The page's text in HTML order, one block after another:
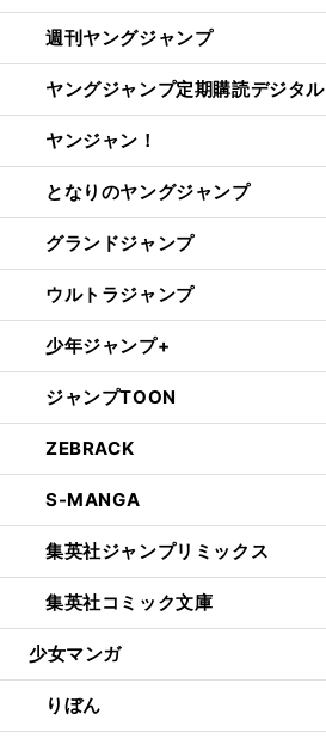
週刊ヤングジャンプ
ヤングジャンプ定期購読デジタル
ヤンジャン！
となりのヤングジャンプ
グランドジャンプ
ウルトラジャンプ
少年ジャンプ+
ジャンプTOON
ZEBRACK
S-MANGA
集英社ジャンプリミックス
集英社コミック文庫
少女マンガ
りぼん